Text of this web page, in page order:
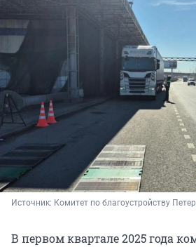
Источник: Комитет по благоустройству
В первом квартале 2025 года